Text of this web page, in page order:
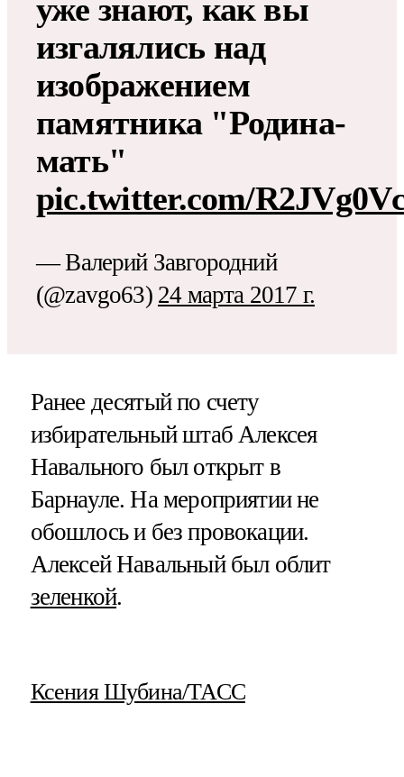
уже знают, как вы
изгалялись над
изображением
памятника "Родина-
мать"
pic.twitter.com/
— Валерий Завгородний
(@zavgo63) 24 марта 2017 г.
Ранее десятый по счету
избирательный штаб Алексея
Навального был открыт в
Барнауле. На мероприятии не
обошлось и без провокации.
Алексей Навальный был облит
зеленкой.
Ксения Шубина/ТАСС